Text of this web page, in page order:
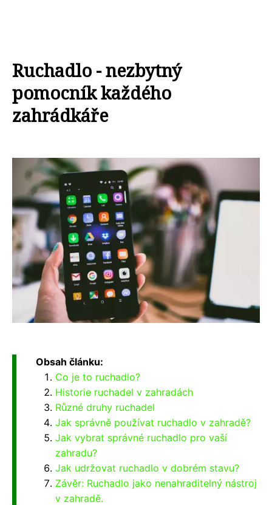
Ruchadlo - nezbytný
pomocník každého
zahrádkáře
Obsah článku:
Co je to ruchadlo?
Historie ruchadel v zahradách
Různé druhy ruchadel
Jak správně používat ruchadlo v zahradě?
Jak vybrat správné ruchadlo pro vaší
zahradu?
Jak udržovat ruchadlo v dobrém stavu?
Závěr: Ruchadlo jako nenahraditelný nástroj
v zahradě.